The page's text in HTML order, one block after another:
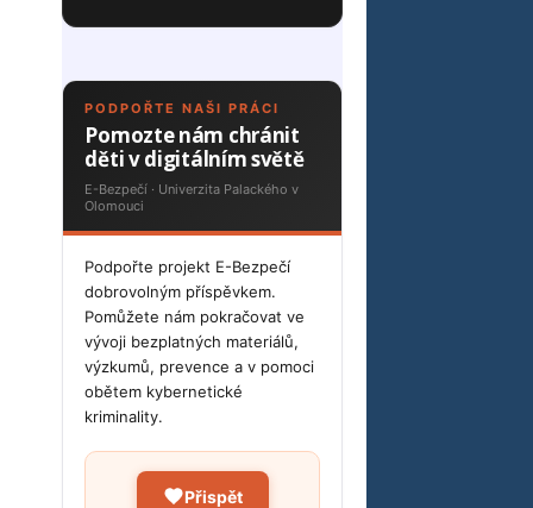
PODPOŘTE NAŠI PRÁCI
Pomozte nám chránit
děti v digitálním světě
E-Bezpečí · Univerzita Palackého v
Olomouci
Podpořte projekt E-Bezpečí
dobrovolným příspěvkem.
Pomůžete nám pokračovat ve
vývoji bezplatných materiálů,
výzkumů, prevence a v pomoci
obětem kybernetické
kriminality.
Přispět